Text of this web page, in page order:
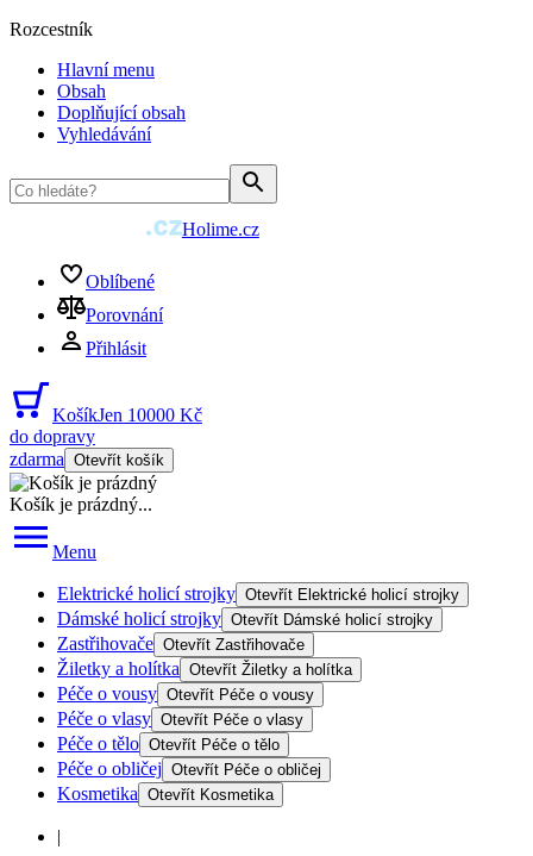
Rozcestník
Hlavní menu
Obsah
Doplňující obsah
Vyhledávání
Holime.cz
Oblíbené
Porovnání
Přihlásit
KošíkJen 10000 Kč
do dopravy
zdarma Otevřít košík
Košík je prázdný...
Menu
Elektrické holicí strojky Otevřít Elektrické holicí strojky
Dámské holicí strojky Otevřít Dámské holicí strojky
Zastřihovače Otevřít Zastřihovače
Žiletky a holítka Otevřít Žiletky a holítka
Péče o vousy Otevřít Péče o vousy
Péče o vlasy Otevřít Péče o vlasy
Péče o tělo Otevřít Péče o tělo
Péče o obličej Otevřít Péče o obličej
Kosmetika Otevřít Kosmetika
|